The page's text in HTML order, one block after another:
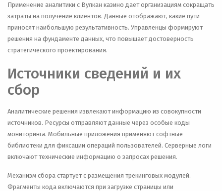
Применение аналитики с Вулкан казино дает организациям сокращать
затраты на получение клиентов. Данные отображают, какие пути
приносят наибольшую результативность. Управленцы формируют
решения на фундаменте данных, что повышает достоверность
стратегического проектирования.
Источники сведений и их
сбор
Аналитические решения извлекают информацию из совокупности
источников. Ресурсы отправляют данные через особые коды
мониторинга. Мобильные приложения применяют софтные
библиотеки для фиксации операций пользователей. Серверные логи
включают технические информацию о запросах решения.
Механизм сбора стартует с размещения трекинговых модулей.
Фрагменты кода включаются при загрузке страницы или